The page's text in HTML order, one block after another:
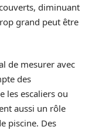
diminuant
grand peut être
de mesurer avec
des
les escaliers ou
aussi un rôle
piscine. Des